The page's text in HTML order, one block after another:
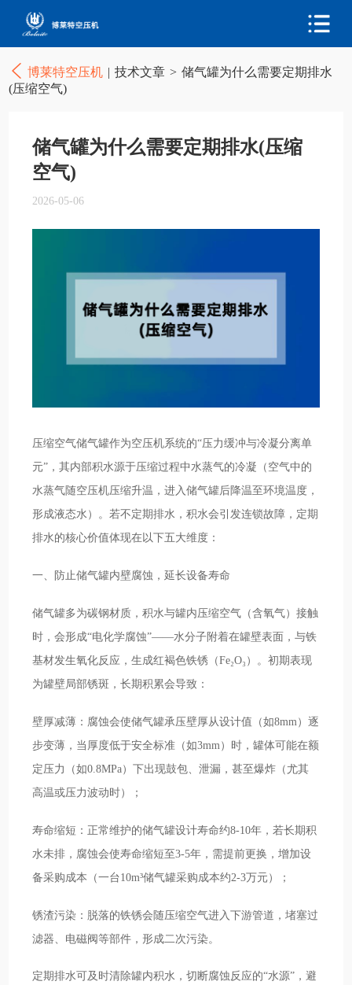
博莱特空压机 | 技术文章 > 储气罐为什么需要定期排水
(压缩空气)
储气罐为什么需要定期排水(压缩
空气)
2026-05-06
压缩空气储气罐作为空压机系统的“压力缓冲与冷凝分离单
元”，其内部积水源于压缩过程中水蒸气的冷凝（空气中的
水蒸气随空压机压缩升温，进入储气罐后降温至环境温度，
形成液态水）。若不定期排水，积水会引发连锁故障，定期
排水的核心价值体现在以下五大维度：
一、防止储气罐内壁腐蚀，延长设备寿命
储气罐多为碳钢材质，积水与罐内压缩空气（含氧气）接触
时，会形成“电化学腐蚀”——水分子附着在罐壁表面，与铁
基材发生氧化反应，生成红褐色铁锈（Fe₂O₃）。初期表现
为罐壁局部锈斑，长期积累会导致：
壁厚减薄：腐蚀会使储气罐承压壁厚从设计值（如8mm）逐
步变薄，当厚度低于安全标准（如3mm）时，罐体可能在额
定压力（如0.8MPa）下出现鼓包、泄漏，甚至爆炸（尤其
高温或压力波动时）；
寿命缩短：正常维护的储气罐设计寿命约8-10年，若长期积
水未排，腐蚀会使寿命缩短至3-5年，需提前更换，增加设
备采购成本（一台10m³储气罐采购成本约2-3万元）；
锈渣污染：脱落的铁锈会随压缩空气进入下游管道，堵塞过
滤器、电磁阀等部件，形成二次污染。
定期排水可及时清除罐内积水，切断腐蚀反应的“水源”，避